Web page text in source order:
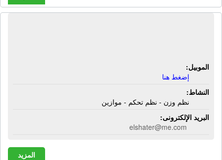
الموبيل:
إضغط هنا
النشاط:
نظم وزن - نظم تحكم - موازين
البريد الإلكترونى:
elshater@me.com
المزيد